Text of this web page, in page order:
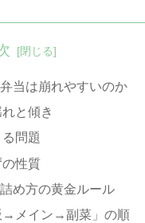
当は崩れやすいのか
と傾き
問題
性質
め方の黄金ルール
→メイン→副菜」の順